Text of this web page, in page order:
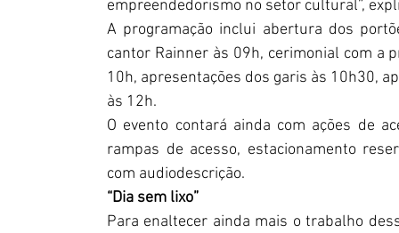
A programação inclui abertura dos
cantor Rainner às 09h, cerimonial com a
10h, apresentações dos garis às 10h30,
O evento contará ainda com ações de
rampas de acesso, estacionamento
“Dia sem lixo”
Para enaltecer ainda mais o trabalho